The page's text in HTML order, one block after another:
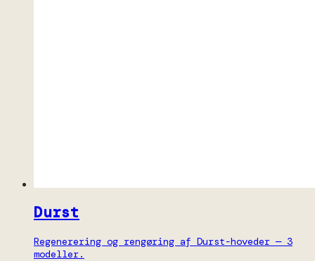
Durst
Regenerering og rengøring af Durst-hoveder — 3
modeller.